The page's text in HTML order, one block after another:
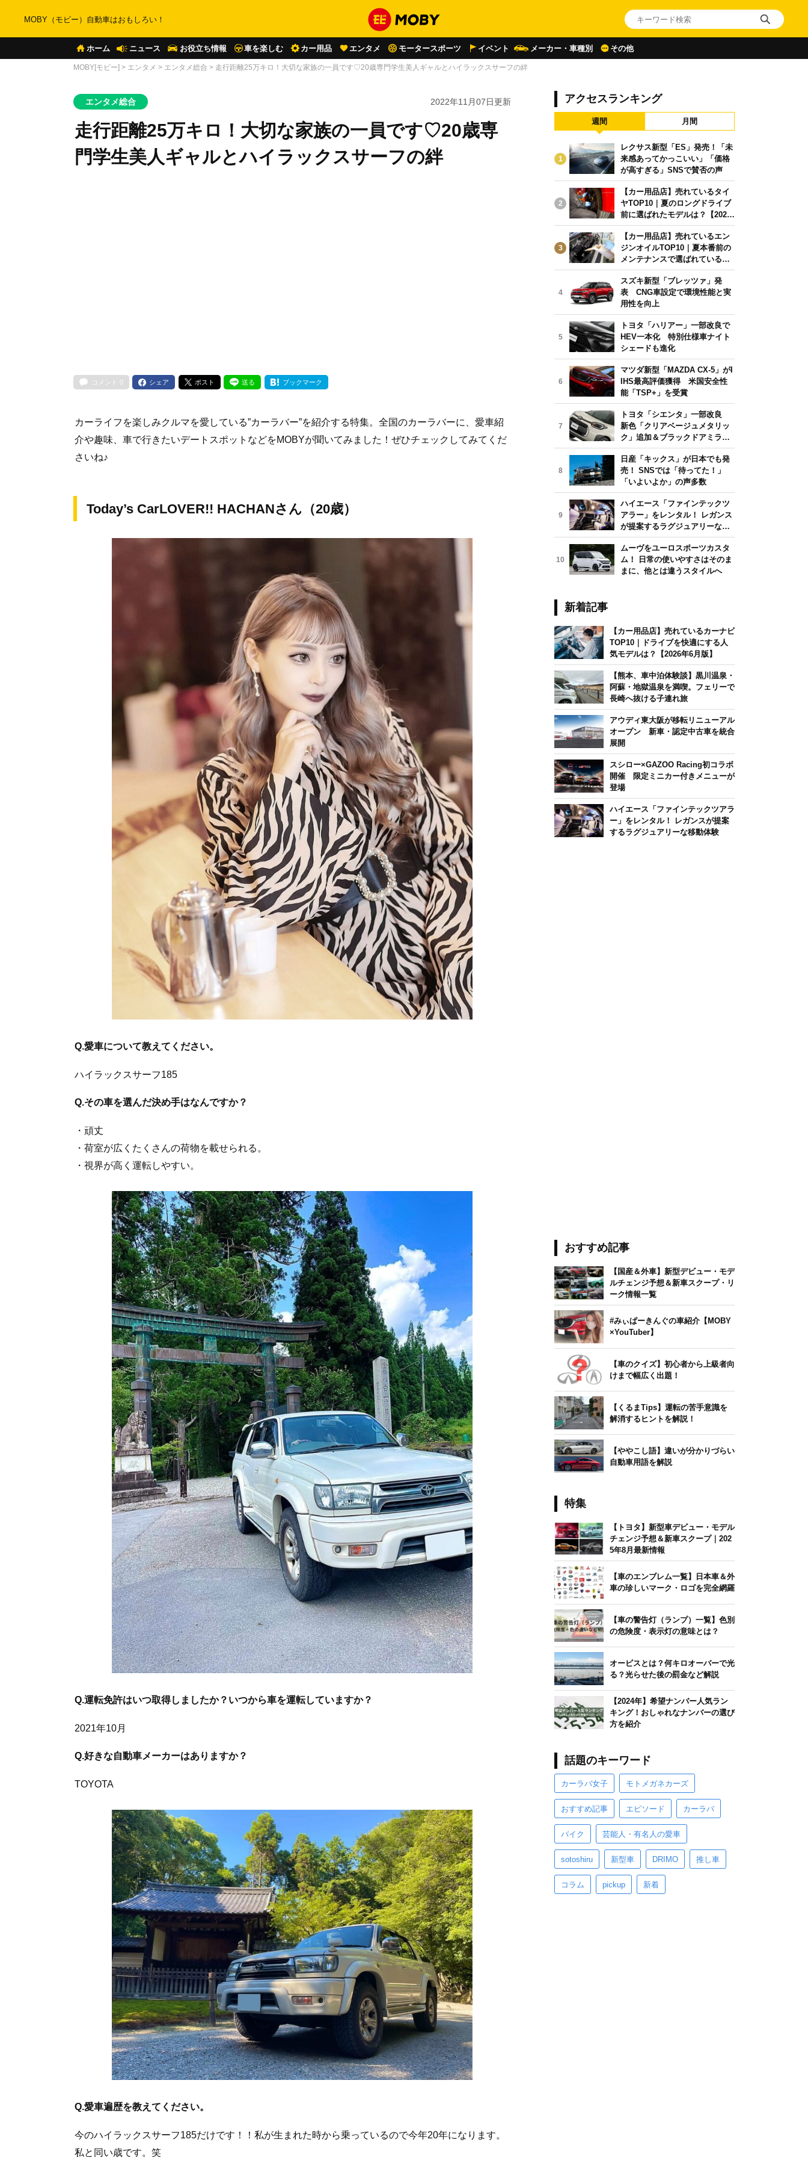
MOBY（モビー）自動車はおもしろい！
ホーム ニュース お役立ち情報 車を楽しむ カー用品 エンタメ モータースポーツ イベント メーカー・車種別 その他
MOBY[モビー] > エンタメ > エンタメ総合 > 走行距離25万キロ！大切な家族の一員です♡20歳専門学生美人ギャルとハイラックスサーフの絆
エンタメ総合 2022年11月07日更新
走行距離25万キロ！大切な家族の一員です♡20歳専
門学生美人ギャルとハイラックスサーフの絆
コメント 0 シェア ポスト 送る ブックマーク
カーライフを楽しみクルマを愛している”カーラバー”を紹介する特集。全国のカーラバーに、愛車紹
介や趣味、車で行きたいデートスポットなどをMOBYが聞いてみました！ぜひチェックしてみてくだ
さいね♪
Today’s CarLOVER!! HACHANさん（20歳）
Q.愛車について教えてください。
ハイラックスサーフ185
Q.その車を選んだ決め手はなんですか？
・頑丈
・荷室が広くたくさんの荷物を載せられる。
・視界が高く運転しやすい。
Q.運転免許はいつ取得しましたか？いつから車を運転していますか？
2021年10月
Q.好きな自動車メーカーはありますか？
TOYOTA
Q.愛車遍歴を教えてください。
今のハイラックスサーフ185だけです！！私が生まれた時から乗っているので今年20年になります。
私と同い歳です。笑
アクセスランキング
週間 月間
1
レクサス新型「ES」発売！「未
来感あってかっこいい」「価格
が高すぎる」SNSで賛否の声
2
【カー用品店】売れているタイ
ヤTOP10｜夏のロングドライブ
前に選ばれたモデルは？【2026
年6月版】
3
【カー用品店】売れているエン
ジンオイルTOP10｜夏本番前の
メンテナンスで選ばれている人
気モデルは？【2026年6月版】
4
スズキ新型「ブレッツァ」発
表 CNG車設定で環境性能と実
用性を向上
5
トヨタ「ハリアー」一部改良で
HEV一本化 特別仕様車ナイト
シェードも進化
6
マツダ新型「MAZDA CX-5」がI
IHS最高評価獲得 米国安全性
能「TSP+」を受賞
7
トヨタ「シエンタ」一部改良
新色「クリアベージュメタリッ
ク」追加＆ブラックドアミラー
採用
8
日産「キックス」が日本でも発
売！ SNSでは「待ってた！」
「いよいよか」の声多数
9
ハイエース「ファインテックツ
アラー」をレンタル！ レガンス
が提案するラグジュアリーな移
動体験
10
ムーヴをユーロスポーツカスタ
ム！ 日常の使いやすさはそのま
まに、他とは違うスタイルへ
新着記事
【カー用品店】売れているカーナビ
TOP10｜ドライブを快適にする人
気モデルは？【2026年6月版】
【熊本、車中泊体験談】黒川温泉・
阿蘇・地獄温泉を満喫。フェリーで
長崎へ抜ける子連れ旅
アウディ東大阪が移転リニューアル
オープン 新車・認定中古車を統合
展開
スシロー×GAZOO Racing初コラボ
開催 限定ミニカー付きメニューが
登場
ハイエース「ファインテックツアラ
ー」をレンタル！ レガンスが提案
するラグジュアリーな移動体験
おすすめ記事
【国産＆外車】新型デビュー・モデ
ルチェンジ予想＆新車スクープ・リ
ーク情報一覧
#みぃぱーきんぐの車紹介【MOBY
×YouTuber】
【車のクイズ】初心者から上級者向
けまで幅広く出題！
【くるまTips】運転の苦手意識を
解消するヒントを解説！
【ややこし語】違いが分かりづらい
自動車用語を解説
特集
【トヨタ】新型車デビュー・モデル
チェンジ予想＆新車スクープ｜202
5年8月最新情報
【車のエンブレム一覧】日本車＆外
車の珍しいマーク・ロゴを完全網羅
【車の警告灯（ランプ）一覧】色別
の危険度・表示灯の意味とは？
オービスとは？何キロオーバーで光
る？光らせた後の罰金など解説
【2024年】希望ナンバー人気ラン
キング！おしゃれなナンバーの選び
方を紹介
話題のキーワード
カーラバ女子 モトメガネカーズ
おすすめ記事 エピソード カーラバ
バイク 芸能人・有名人の愛車
sotoshiru 新型車 DRIMO 推し車
コラム pickup 新着